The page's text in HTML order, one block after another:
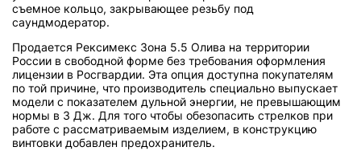
съемное кольцо, закрывающее резьбу под
саундмодератор.
Продается Рексимекс Зона 5.5 Олива на территории
России в свободной форме без требования оформления
лицензии в Росгвардии. Эта опция доступна покупателям
по той причине, что производитель специально выпускает
модели с показателем дульной энергии, не превышающим
нормы в 3 Дж. Для того чтобы обезопасить стрелков при
работе с рассматриваемым изделием, в конструкцию
винтовки добавлен предохранитель.